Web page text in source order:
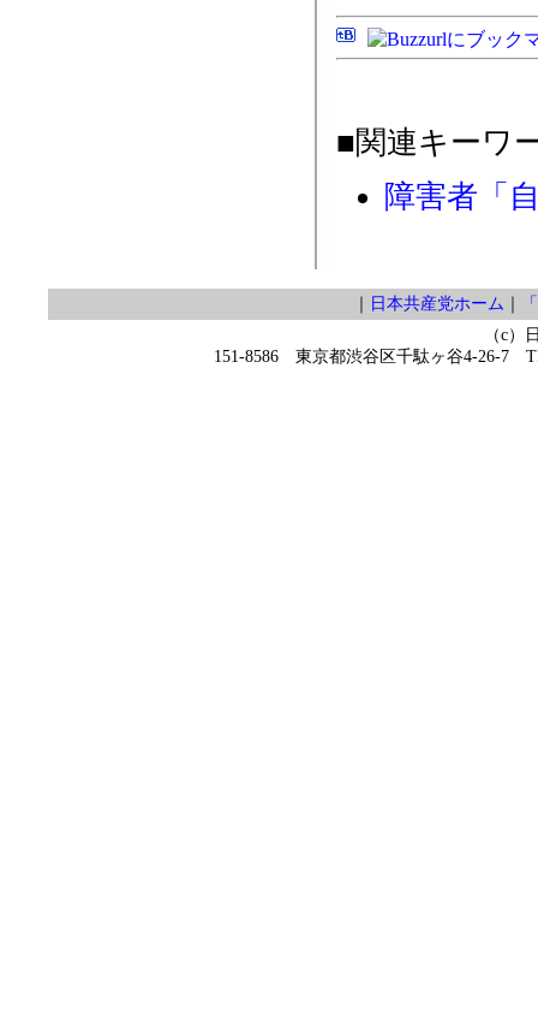
■関連キーワ
障害者「
｜ 日本共産党ホーム ｜
（c）
151-8586 東京都渋谷区千駄ヶ谷4-26-7